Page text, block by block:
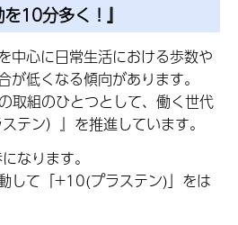
10分多く！』
中心に日常生活における歩数や
が低くなる傾向があります。
取組のひとつとして、働く世代
テン）』を推進しています。
なります。
して「+10(プラステン)」をは